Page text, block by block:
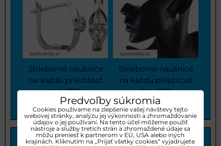
Strieborné náušnice
na každú príležitosť
SKL4709
Strieborné náušnice
na každú príležitosť
SKL4709
Predchádzajúci
Nasledujúci
Predvoľby súkromia
Cookies používame na zlepšenie vašej návštevy tejto
webovej stránky, analýzu jej výkonnosti a zhromažďovanie
údajov o jej používaní. Na tento účel môžeme použiť
nástroje a služby tretích strán a zhromaždené údaje sa
môžu preniesť k partnerom v EÚ, USA alebo iných
krajinách. Kliknutím na „Prijať všetky cookies“ vyjadrujete